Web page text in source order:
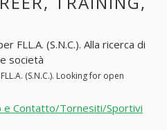
FLL.A. (S.N.C.). Alla ricerca di
società
(S.N.C.). Looking for open
e Contatto/Tornesiti/Sportivi